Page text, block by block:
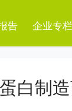
告 企业专栏
白制